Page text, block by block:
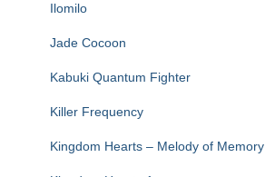
Ilomilo
Jade Cocoon
Kabuki Quantum Fighter
Killer Frequency
Kingdom Hearts – Melody of Memory